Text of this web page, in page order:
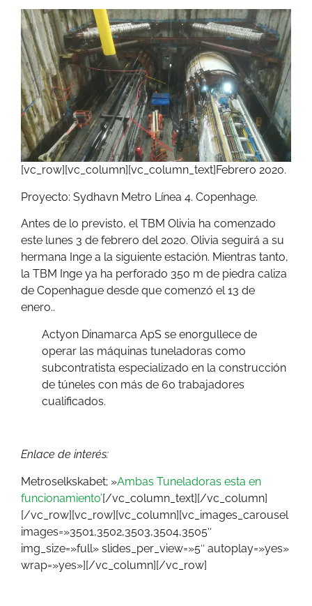
[vc_row][vc_column][vc_column_text]Febrero 2020.
Proyecto: Sydhavn Metro Línea 4. Copenhage.
Antes de lo previsto, el TBM Olivia ha comenzado
este lunes 3 de febrero del 2020. Olivia seguirá a su
hermana Inge a la siguiente estación. Mientras tanto,
la TBM Inge ya ha perforado 350 m de piedra caliza
de Copenhague desde que comenzó el 13 de
enero..
Actyon Dinamarca ApS se enorgullece de
operar las máquinas tuneladoras como
subcontratista especializado en la construcción
de túneles con más de 60 trabajadores
cualificados.
Enlace de interés:
Metroselkskabet; »Ambas Tuneladoras esta en
funcionamiento’[/vc_column_text][/vc_column]
[/vc_row][vc_row][vc_column][vc_images_carousel
images=»3501,3502,3503,3504,3505″
img_size=»full» slides_per_view=»5″ autoplay=»yes»
wrap=»yes»][/vc_column][/vc_row]